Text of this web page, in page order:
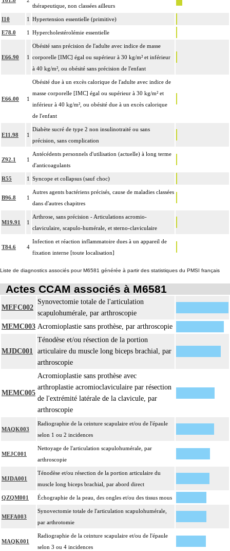
thérapeutique, non classées ailleurs
I10 1 Hypertension essentielle (primitive)
E78.0 1 Hypercholestérolémie essentielle
E66.90 1
Obésité sans précision de l'adulte avec indice de masse
corporelle [IMC] égal ou supérieur à 30 kg/m² et inférieur
à 40 kg/m², ou obésité sans précision de l'enfant
E66.00 1
Obésité due à un excès calorique de l'adulte avec indice de
masse corporelle [IMC] égal ou supérieur à 30 kg/m² et
inférieur à 40 kg/m², ou obésité due à un excès calorique
de l'enfant
E11.98 1
Diabète sucré de type 2 non insulinotraité ou sans
précision, sans complication
Z92.1 1
Antécédents personnels d'utilisation (actuelle) à long terme
d'anticoagulants
R55 1 Syncope et collapsus (sauf choc)
B96.8 1
Autres agents bactériens précisés, cause de maladies classées
dans d'autres chapitres
M19.91 1
Arthrose, sans précision - Articulations acromio-
claviculaire, scapulo-humérale, et sterno-claviculaire
T84.6 4
Infection et réaction inflammatoire dues à un appareil de
fixation interne [toute localisation]
Liste de diagnostics associés pour M6581 générée à partir des statistiques du PMSI français
Actes CCAM associés à M6581
MEFC002
Synovectomie totale de l'articulation
scapulohumérale, par arthroscopie
MEMC003 Acromioplastie sans prothèse, par arthroscopie
MJDC001
Ténodèse et/ou résection de la portion
articulaire du muscle long biceps brachial, par
arthroscopie
MEMC005
Acromioplastie sans prothèse avec
arthroplastie acromioclaviculaire par résection
de l'extrémité latérale de la clavicule, par
arthroscopie
MAQK003
Radiographie de la ceinture scapulaire et/ou de l'épaule
selon 1 ou 2 incidences
MEJC001
Nettoyage de l'articulation scapulohumérale, par
arthroscopie
MJDA001
Ténodèse et/ou résection de la portion articulaire du
muscle long biceps brachial, par abord direct
QZQM001 Échographie de la peau, des ongles et/ou des tissus mous
MEFA003
Synovectomie totale de l'articulation scapulohumérale,
par arthrotomie
MAQK001
Radiographie de la ceinture scapulaire et/ou de l'épaule
selon 3 ou 4 incidences